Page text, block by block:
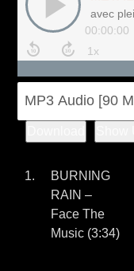
BURNING
RAIN –
Face The
Music (3:34)